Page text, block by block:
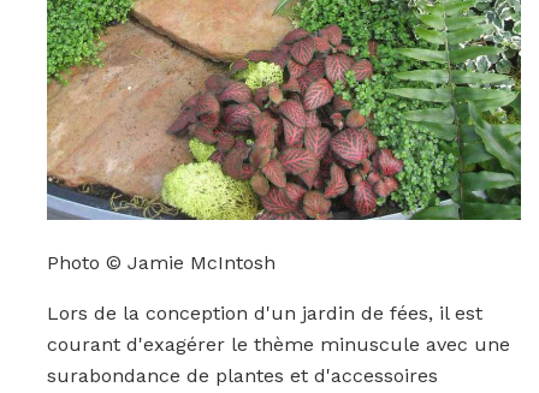
Photo © Jamie McIntosh
Lors de la conception d'un jardin de fées, il est
courant d'exagérer le thème minuscule avec une
surabondance de plantes et d'accessoires